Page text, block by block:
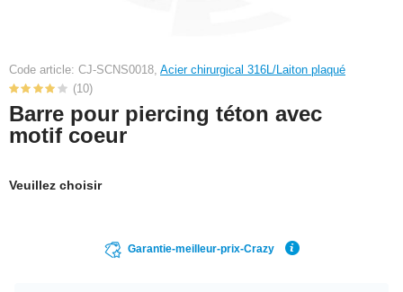
Code article: CJ-SCNS0018, Acier chirurgical 316L/Laiton plaqué
(10)
Barre pour piercing téton avec
motif coeur
Veuillez choisir
Garantie-meilleur-prix-Crazy